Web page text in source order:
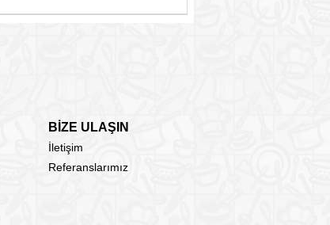
BİZE ULAŞIN
İletişim
Referanslarımız